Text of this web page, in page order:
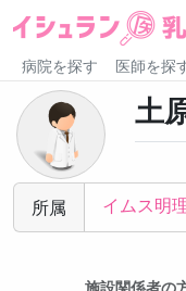
病院を探す 医師を探
土
所属 イムス明
施設関係者の